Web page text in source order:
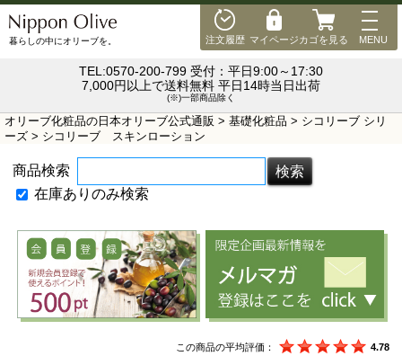
注文履歴 マイページカゴを見る
MENU
MENU
暮らしの中にオリーブを。
TEL:0570-200-799 受付：平日9:00～17:30
7,000円以上で送料無料 平日14時当日出荷
(※)一部商品除く
オリーブ化粧品の日本オリーブ公式通販 > 基礎化粧品 > シコリーブ シリ
ーズ > シコリーブ スキンローション
商品検索
在庫ありのみ検索
この商品の平均評価： 4.78